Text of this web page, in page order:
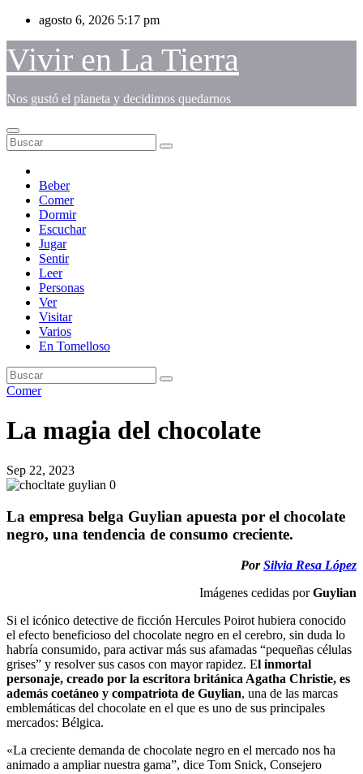
Saltar
contenido
agosto 6, 2026 5:17 pm
Vivir en La Tierra
Nos gustó el planeta y decidimos quedarnos
Beber
Comer
Dormir
Escuchar
Jugar
Sentir
Leer
Personas
Ver
Visitar
Varios
En Tomelloso
Comer
La magia del chocolate
Sep 22, 2023
La empresa belga Guylian apuesta por el chocolate
negro, una tendencia de consumo creciente.
PorSilvia Resa López
Imágenes cedidas porGuylian
Si el icónico detective de ficción Hercules Poirot hubiera conocido
el efecto beneficioso del chocolate negro en el cerebro, sin duda lo
habría consumido, para activar más sus afamadas “pequeñas células
grises” y resolver sus casos con mayor rapidez. El inmortal
personaje, creado por la escritora británica Agatha Christie, es
además coetáneo y compatriota de Guylian, una de las marcas
emblemáticas del chocolate en el que es uno de sus principales
mercados: Bélgica.
«La creciente demanda de chocolate negro en el mercado nos ha
animado a ampliar nuestra gama”, dice Tom Snick, Consejero